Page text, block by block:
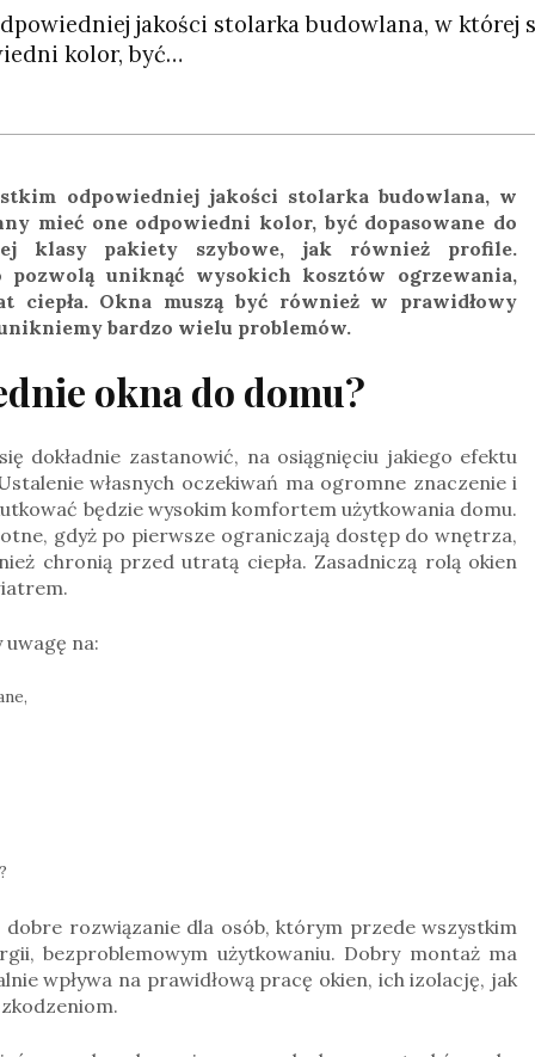
jakości stolarka budowlana, w której
kolor, być…
odpowiedniej jakości stolarka budowlana, w
mieć one odpowiedni kolor, być dopasowane do
klasy pakiety szybowe, jak również profile.
pozwolą uniknąć wysokich kosztów ogrzewania,
ciepła. Okna muszą być również w prawidłowy
bardzo wielu problemów.
okna do domu?
dokładnie zastanowić, na osiągnięciu jakiego efektu
własnych oczekiwań ma ogromne znaczenie i
będzie wysokim komfortem użytkowania domu.
gdyż po pierwsze ograniczają dostęp do wnętrza,
chronią przed utratą ciepła. Zasadniczą rolą okien
na:
rozwiązanie dla osób, którym przede wszystkim
bezproblemowym użytkowaniu. Dobry montaż ma
wpływa na prawidłową pracę okien, ich izolację, jak